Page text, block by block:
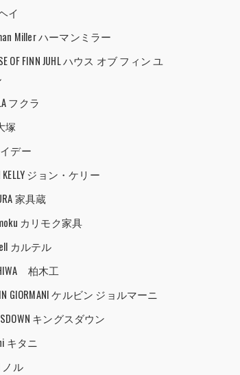
イ
Miller ハーマンミラー
OF FINN JUHL ハウス オブ フィン ユ
フクラ
塚
イデー
KELLY ジョン・ケリー
家具蔵
カリモク家具
カルテル
柏木工
GIORMANI ケルビン ジョルマーニ
キングスダウン
キタニ
ノル